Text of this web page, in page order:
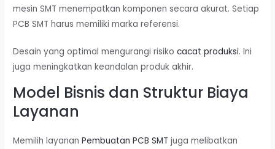
mesin SMT menempatkan komponen secara akurat. Setiap
PCB SMT harus memiliki marka referensi.
Desain yang optimal mengurangi risikocacat produksi. Ini
juga meningkatkan keandalan produk akhir.
Model Bisnis dan Struktur Biaya
Layanan
Memilih layananPembuatan PCB SMT juga melibatkan